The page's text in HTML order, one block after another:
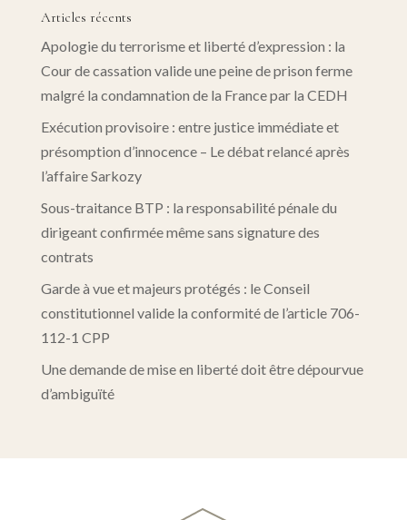
Articles récents
Apologie du terrorisme et liberté d’expression : la
Cour de cassation valide une peine de prison ferme
malgré la condamnation de la France par la CEDH
Exécution provisoire : entre justice immédiate et
présomption d’innocence – Le débat relancé après
l’affaire Sarkozy
Sous-traitance BTP : la responsabilité pénale du
dirigeant confirmée même sans signature des
contrats
Garde à vue et majeurs protégés : le Conseil
constitutionnel valide la conformité de l’article 706-
112-1 CPP
Une demande de mise en liberté doit être dépourvue
d’ambiguïté